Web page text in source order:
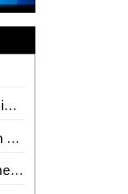
"Por descuido" dejan sin protección contra inundaciones a colonias de Tamuín
Cucarachas y ratas en mercados de Valles obligan a intensas jornadas de sanitización
¡No es viable! Taxistas de Valles rechazan el taxímetro por baja demanda de viajes